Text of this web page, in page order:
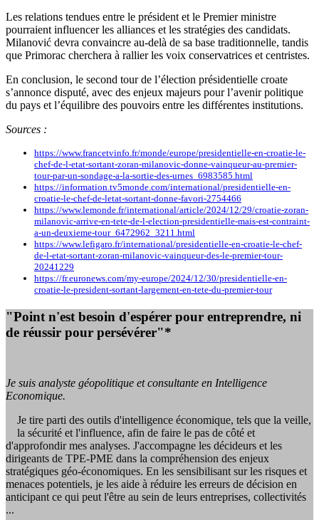
Les relations tendues entre le président et le Premier ministre
pourraient influencer les alliances et les stratégies des candidats.
Milanović devra convaincre au-delà de sa base traditionnelle, tandis
que Primorac cherchera à rallier les voix conservatrices et centristes.
En conclusion, le second tour de l’élection présidentielle croate
s’annonce disputé, avec des enjeux majeurs pour l’avenir politique
du pays et l’équilibre des pouvoirs entre les différentes institutions.
Sources :
https://www.francetvinfo.fr/monde/europe/presidentielle-en-croatie-le-
chef-de-l-etat-sortant-zoran-milanovic-donne-vainqueur-au-premier-
tour-par-un-sondage-a-la-sortie-des-urnes_6983585.html
https://information.tv5monde.com/international/presidentielle-en-
croatie-le-chef-de-letat-sortant-donne-favori-2754466
https://www.lemonde.fr/international/article/2024/12/29/croatie-zoran-
milanovic-arrive-en-tete-de-l-election-presidentielle-mais-est-contraint-
a-un-deuxieme-tour_6472962_3211.html
https://www.lefigaro.fr/international/presidentielle-en-croatie-le-chef-
de-l-etat-sortant-zoran-milanovic-vainqueur-des-le-premier-tour-
20241229
https://fr.euronews.com/my-europe/2024/12/30/presidentielle-en-
croatie-le-president-sortant-largement-en-tete-du-premier-tour
"Point n'est besoin d'espérer pour entreprendre, ni
de réussir pour persévérer"*
Je suis analyste géopolitique et consultante en Intelligence
Economique.
Je tire parti des outils d'intelligence économique, tels que la veille,
la sécurité et l'influence, afin de faire le pas de côté et
d'approfondir mes analyses. J'accompagne les décideurs et les
dirigeants de TPE-PME dans la compréhension des enjeux
stratégiques géo-économiques. En les sensibilisant sur les risques et
menaces potentiels, je les aide à réduire les erreurs de décision en
anticipant ce qui peut l'être au sein de leurs entreprises, collectivités
...